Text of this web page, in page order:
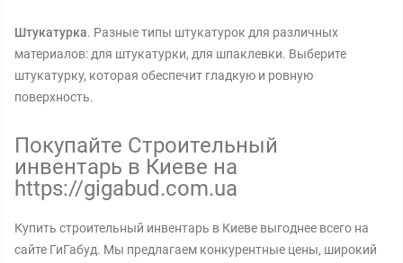
Штукатурка. Разные типы штукатурок для различных
материалов: для штукатурки, для шпаклевки. Выберите
штукатурку, которая обеспечит гладкую и ровную
поверхность.
Покупайте Строительный
инвентарь в Киеве на
https://gigabud.com.ua
Купить строительный инвентарь в Киеве выгоднее всего на
сайте ГиГабуд. Мы предлагаем конкурентные цены, широкий